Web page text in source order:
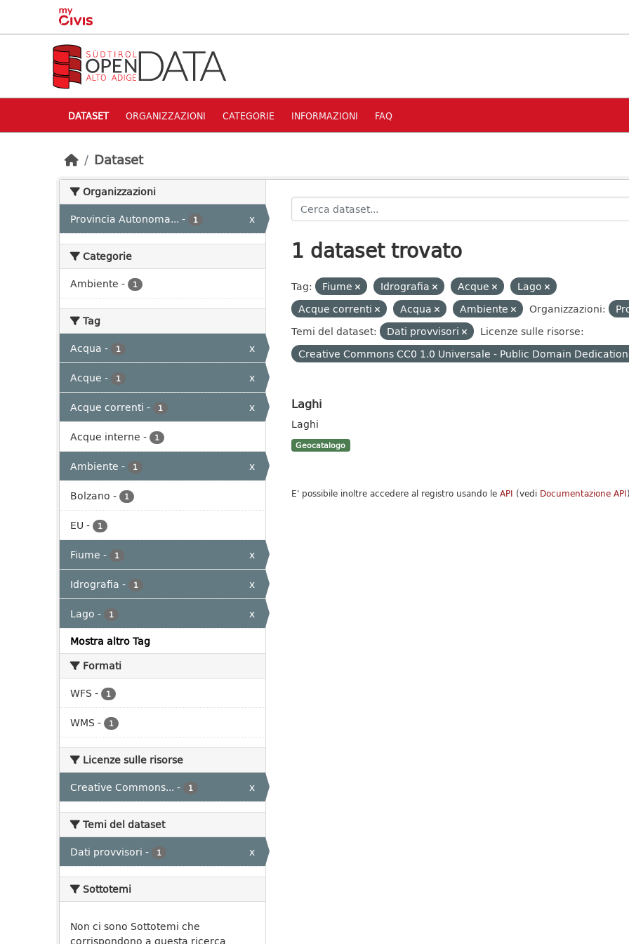
Skip to main content
DATASET ORGANIZZAZIONI CATEGORIE INFORMAZIONI FAQ
Dataset
Organizzazioni
Provincia Autonoma... - 1 x
Categorie
Ambiente - 1
Tag
Acqua - 1
x
Acque - 1
x
Acque correnti - 1
x
Acque interne - 1
Ambiente - 1
x
Bolzano - 1
EU - 1
Fiume - 1
x
Idrografia - 1
x
Lago - 1
x
Mostra altro Tag
Formati
WFS - 1
WMS - 1
Licenze sulle risorse
Creative Commons... - 1 x
Temi del dataset
Dati provvisori - 1 x
Sottotemi
Non ci sono Sottotemi che
corrispondono a questa ricerca
1 dataset trovato
Tag: Fiume Idrografia Acque
Lago
Acque correnti
Acqua Ambiente Organizzazioni:
Temi del dataset:
Dati provvisori
Licenze sulle risorse:
Creative Commons CC0 1.0 Universale - Public Domain
Laghi
Laghi
Geocatalogo
E' possibile inoltre accedere al registro usando le API (vedi Documentazione API